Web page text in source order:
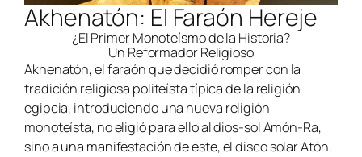
Akhenatón: El Faraón Hereje
¿El Primer Monoteísmo de la Historia?
Un Reformador Religioso
Akhenatón, el faraón que decidió romper con la
tradición religiosa politeísta típica de la religión
egipcia, introduciendo una nueva religión
monoteísta, no eligió para ello al dios-sol Amón-Ra,
sino a una manifestación de éste, el disco solar Atón.